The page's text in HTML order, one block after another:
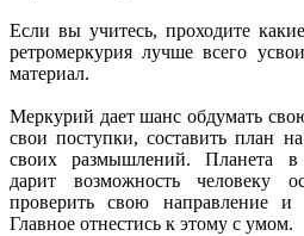
Если вы учитесь, проходите
ретромеркурия лучше всего
материал.
Меркурий дает шанс обдумать
свои поступки, составить план
своих размышлений. Планета в
дарит возможность человеку
проверить свою направление и
Главное отнестись к этому с умом.